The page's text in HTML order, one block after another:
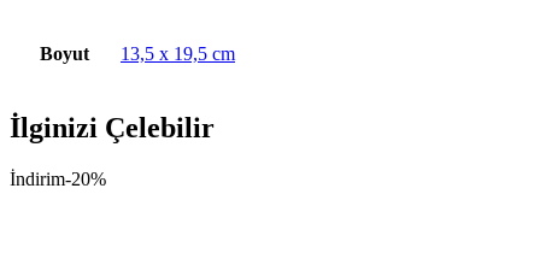
Boyut 13,5 x 19,5 cm
İlginizi Çelebilir
İndirim-20%